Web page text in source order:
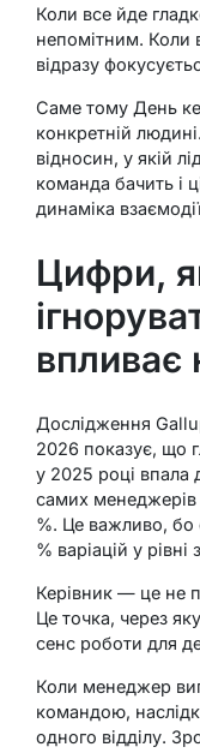
Коли все йде
непомітним. Коли
відразу
Саме тому День
конкретній
відносин, у якій
команда бачить і
динаміка
Цифри,
впливає
Дослідження
2026 показує, що
у 2025 році впала
самих
%. Це важливо, бо
% варіацій у
Керівник — це не
Це точка, через
сенс роботи для
Коли менеджер
командою,
одного відділу.